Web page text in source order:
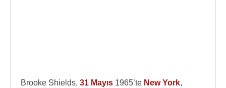
Brooke Shields, 31 Mayıs 1965’te New York,